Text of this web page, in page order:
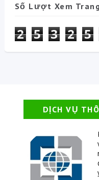
Số Lượt Xem
2 5 3 2 5
DỊCH VỤ